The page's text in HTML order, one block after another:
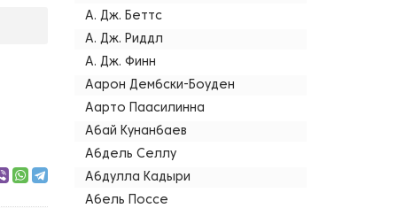
А. Дж. Беттс
А. Дж. Риддл
А. Дж. Финн
Аарон Дембски-Боуден
Аарто Паасилинна
Абай Кунанбаев
Абдель Селлу
Абдулла Кадыри
Абель Поссе